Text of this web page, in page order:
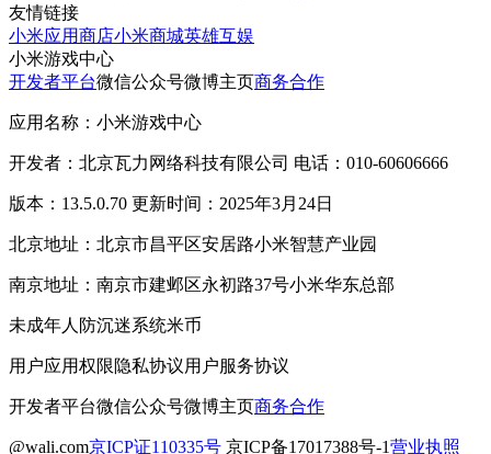
友情链接
小米应用商店小米商城英雄互娱
小米游戏中心
开发者平台微信公众号微博主页商务合作
应用名称：小米游戏中心
开发者：北京瓦力网络科技有限公司 电话：010-60606666
版本：13.5.0.70 更新时间：2025年3月24日
北京地址：北京市昌平区安居路小米智慧产业园
南京地址：南京市建邺区永初路37号小米华东总部
未成年人防沉迷系统米币
用户应用权限隐私协议用户服务协议
开发者平台微信公众号微博主页商务合作
@wali.com京ICP证110335号 京ICP备17017388号-1营业执照